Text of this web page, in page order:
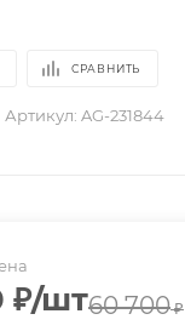
СРАВНИТЬ
Артикул: AG-231844
₽/шт60 700₽